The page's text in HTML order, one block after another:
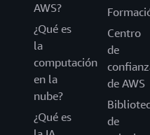
AWS?
¿Qué es
la
computación
en la
nube?
¿Qué es
Centro
de
de AWS
de